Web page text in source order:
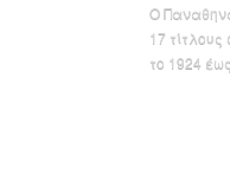
Ο
17
το 1924